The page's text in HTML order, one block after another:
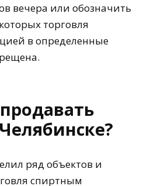
вечера или обозначить
торговля
в определенные
ряд объектов и
спиртным